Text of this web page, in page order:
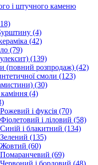
і штучного каменю
(4)
(42)
(79)
(139)
(повний розпродаж) (42)
смоли (123)
(30)
(4)
і фуксія (70)
і ліловий (58)
і блакитний (134)
(135)
(60)
(69)
і бордовий (48)